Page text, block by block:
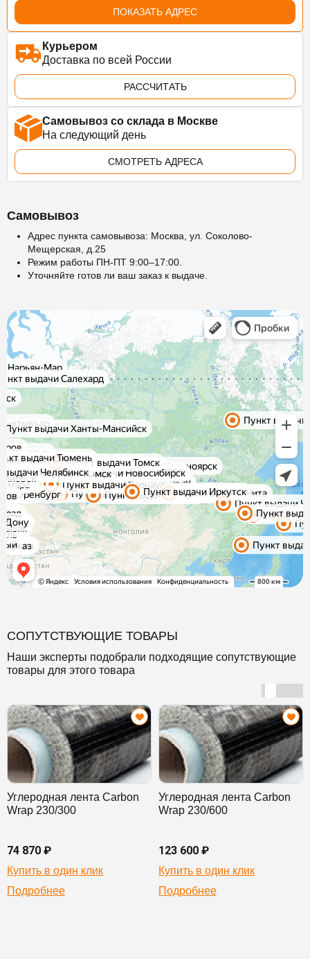
ПОКАЗАТЬ АДРЕС
Курьером
Доставка по всей России
РАССЧИТАТЬ
Самовывоз со склада в Москве
На следующий день
СМОТРЕТЬ АДРЕСА
Самовывоз
Адрес пункта самовывоза: Москва, ул. Соколово-
Мещерская, д.25
Режим работы ПН-ПТ 9:00–17:00.
Уточняйте готов ли ваш заказ к выдаче.
СОПУТСТВУЮЩИЕ ТОВАРЫ
Наши эксперты подобрали подходящие сопутствующие
товары для этого товара
Углеродная лента Carbon
Wrap 230/300
74 870 ₽
Купить в один клик
Подробнее
Углеродная лента Carbon
Wrap 230/600
123 600 ₽
Купить в один клик
Подробнее